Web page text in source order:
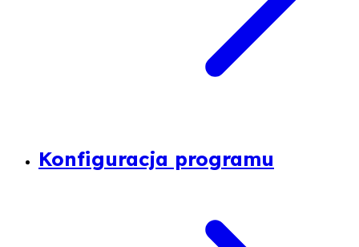
Konfiguracja programu